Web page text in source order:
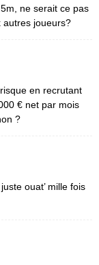
ne serait ce pas
autres joueurs?
en recrutant
€ net par mois
?
ouat’ mille fois